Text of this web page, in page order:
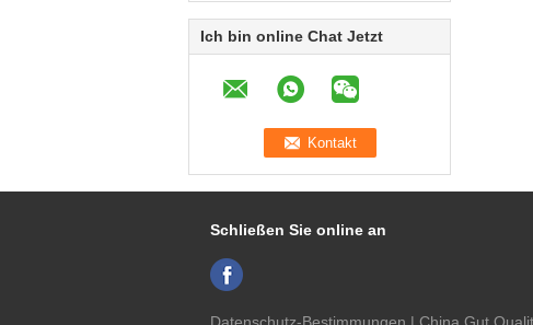
Ich bin online Chat Jetzt
Schließen Sie online an
Datenschutz-Bestimmungen | China Gut